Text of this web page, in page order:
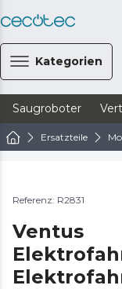
Kategorien
Saugroboter
Ersatzteile
Referenz: R2831
Ventus